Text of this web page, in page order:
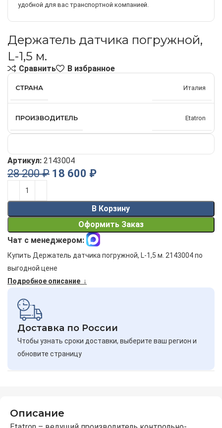
удобной для вас транспортной компанией.
Держатель датчика погружной,
L-1,5 м.
Сравнить В избранное
СТРАНА Италия
ПРОИЗВОДИТЕЛЬ Etatron
Артикул: 2143004
28 200₽ 18 600 ₽
В Корзину
Оформить Заказ
Alternative:
Чат с менеджером:
Купить Держатель датчика погружной, L-1,5 м. 2143004 по
выгодной цене
Подробное описание ↓
Доставка по России
Чтобы узнать сроки доставки, выберите ваш регион и
обновите страницу
Описание